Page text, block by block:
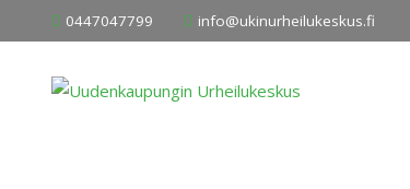
to
0447047799 info@ukinurheilukeskus.fi